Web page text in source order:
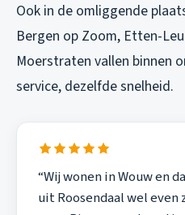
Ook in de omliggende
Bergen op Zoom, Etten-
Moerstraten vallen binnen
service, dezelfde snelheid.
“Wij wonen in Wouw en
uit Roosendaal wel even